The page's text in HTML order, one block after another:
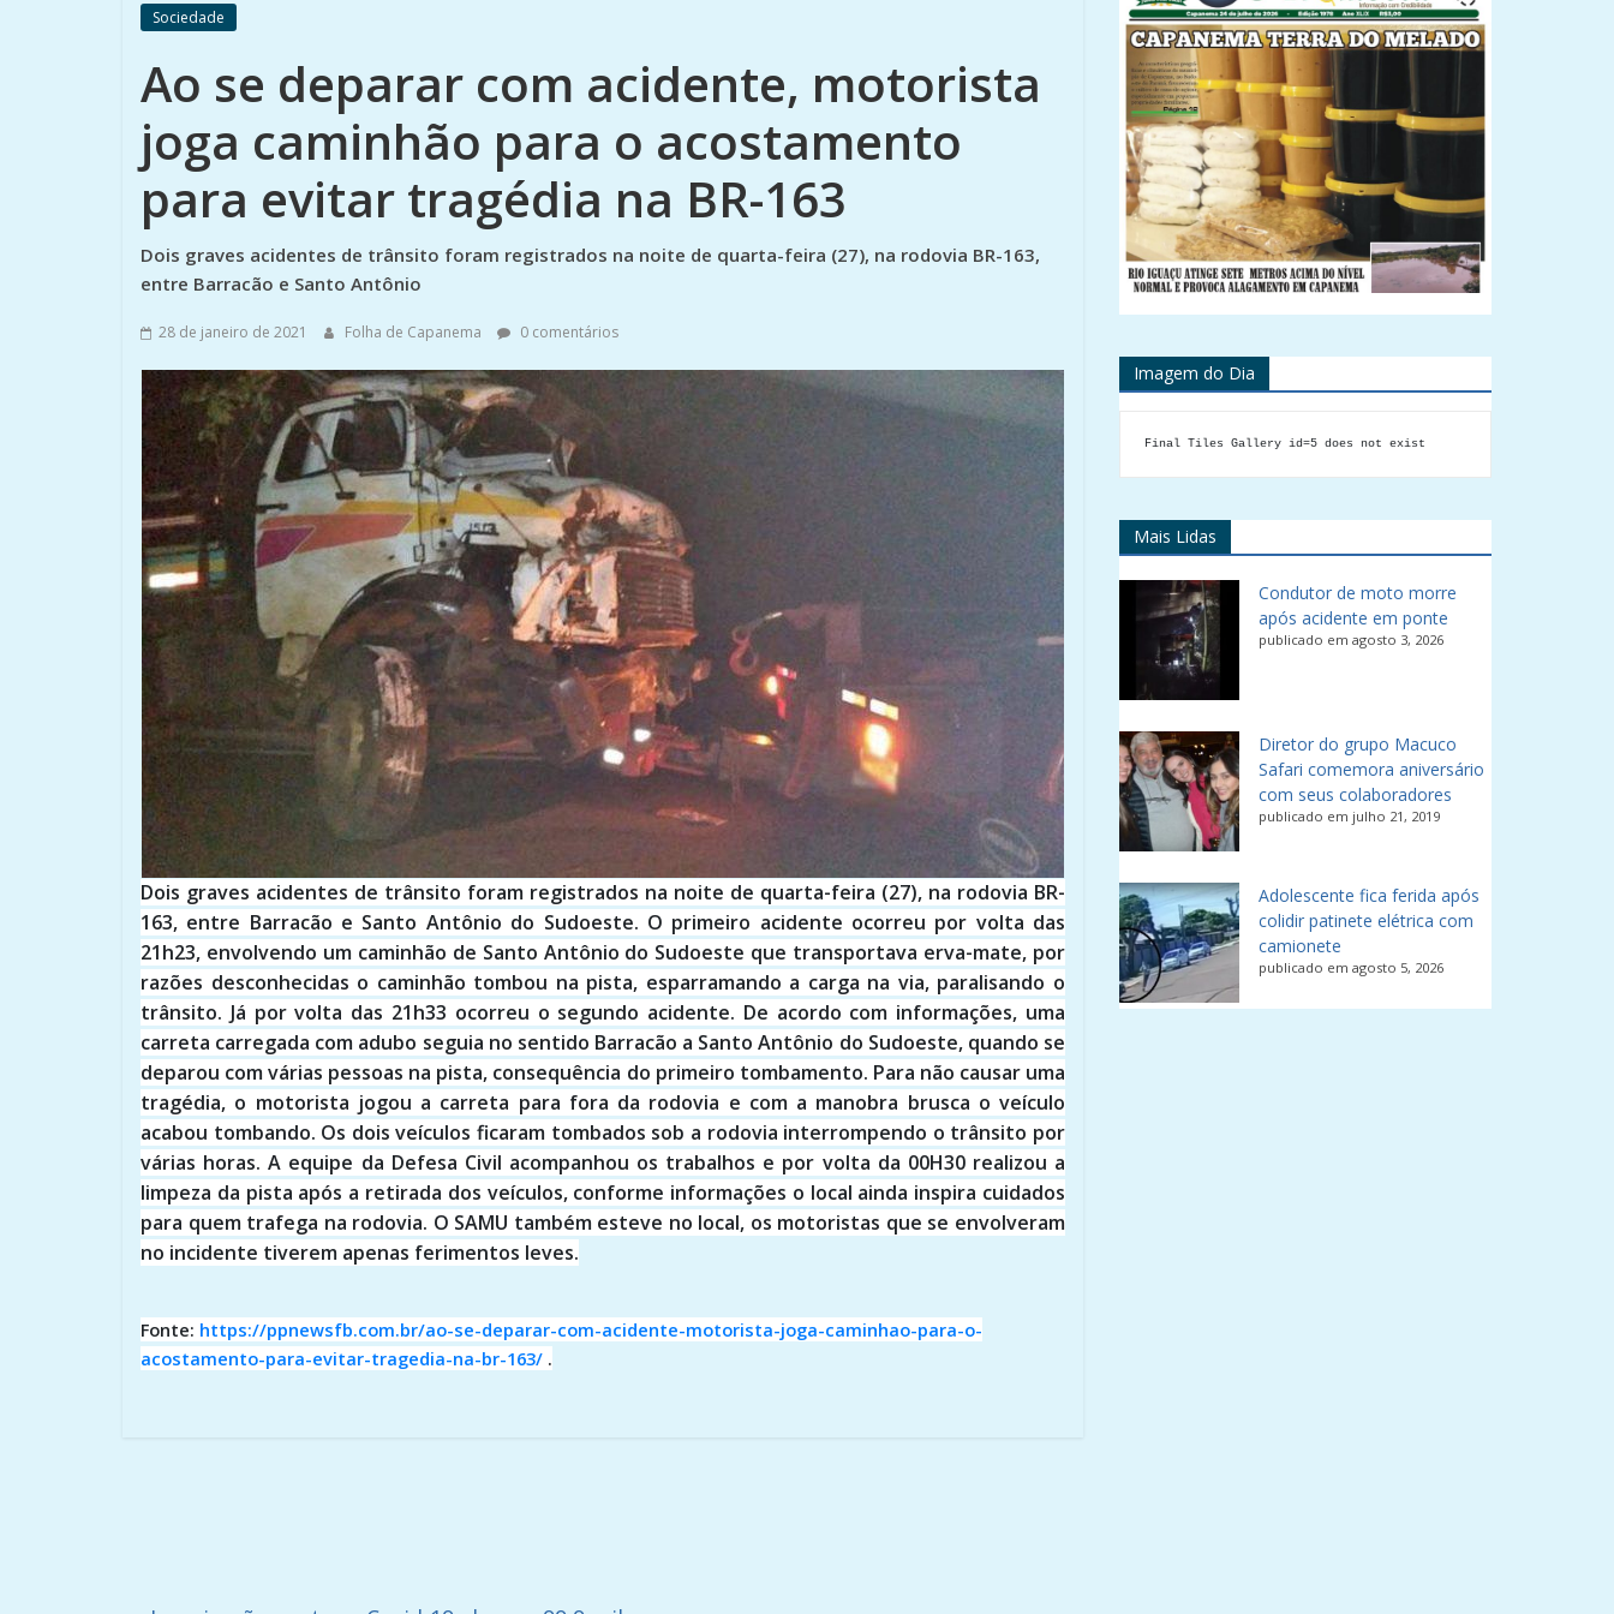
Sociedade
Ao se deparar com acidente, motorista
joga caminhão para o acostamento
para evitar tragédia na BR-163
Dois graves acidentes de trânsito foram registrados na noite de quarta-feira (27), na rodovia BR-163,
entre Barracão e Santo Antônio
28 de janeiro de 2021 Folha de Capanema 0 comentários
Dois graves acidentes de trânsito foram registrados na noite de quarta-feira (27), na rodovia BR-
163, entre Barracão e Santo Antônio do Sudoeste. O primeiro acidente ocorreu por volta das
21h23, envolvendo um caminhão de Santo Antônio do Sudoeste que transportava erva-mate, por
razões desconhecidas o caminhão tombou na pista, esparramando a carga na via, paralisando o
trânsito. Já por volta das 21h33 ocorreu o segundo acidente. De acordo com informações, uma
carreta carregada com adubo seguia no sentido Barracão a Santo Antônio do Sudoeste, quando se
deparou com várias pessoas na pista, consequência do primeiro tombamento. Para não causar uma
tragédia, o motorista jogou a carreta para fora da rodovia e com a manobra brusca o veículo
acabou tombando. Os dois veículos ficaram tombados sob a rodovia interrompendo o trânsito por
várias horas. A equipe da Defesa Civil acompanhou os trabalhos e por volta da 00H30 realizou a
limpeza da pista após a retirada dos veículos, conforme informações o local ainda inspira cuidados
para quem trafega na rodovia. O SAMU também esteve no local, os motoristas que se envolveram
no incidente tiverem apenas ferimentos leves.
Fonte: https://ppnewsfb.com.br/ao-se-deparar-com-acidente-motorista-joga-caminhao-para-o-
acostamento-para-evitar-tragedia-na-br-163/ .
Imagem do Dia
Final Tiles Gallery id=5 does not exist
Mais Lidas
Condutor de moto morre
após acidente em ponte
publicado em agosto 3, 2026
Diretor do grupo Macuco
Safari comemora aniversário
com seus colaboradores
publicado em julho 21, 2019
Adolescente fica ferida após
colidir patinete elétrica com
camionete
publicado em agosto 5, 2026